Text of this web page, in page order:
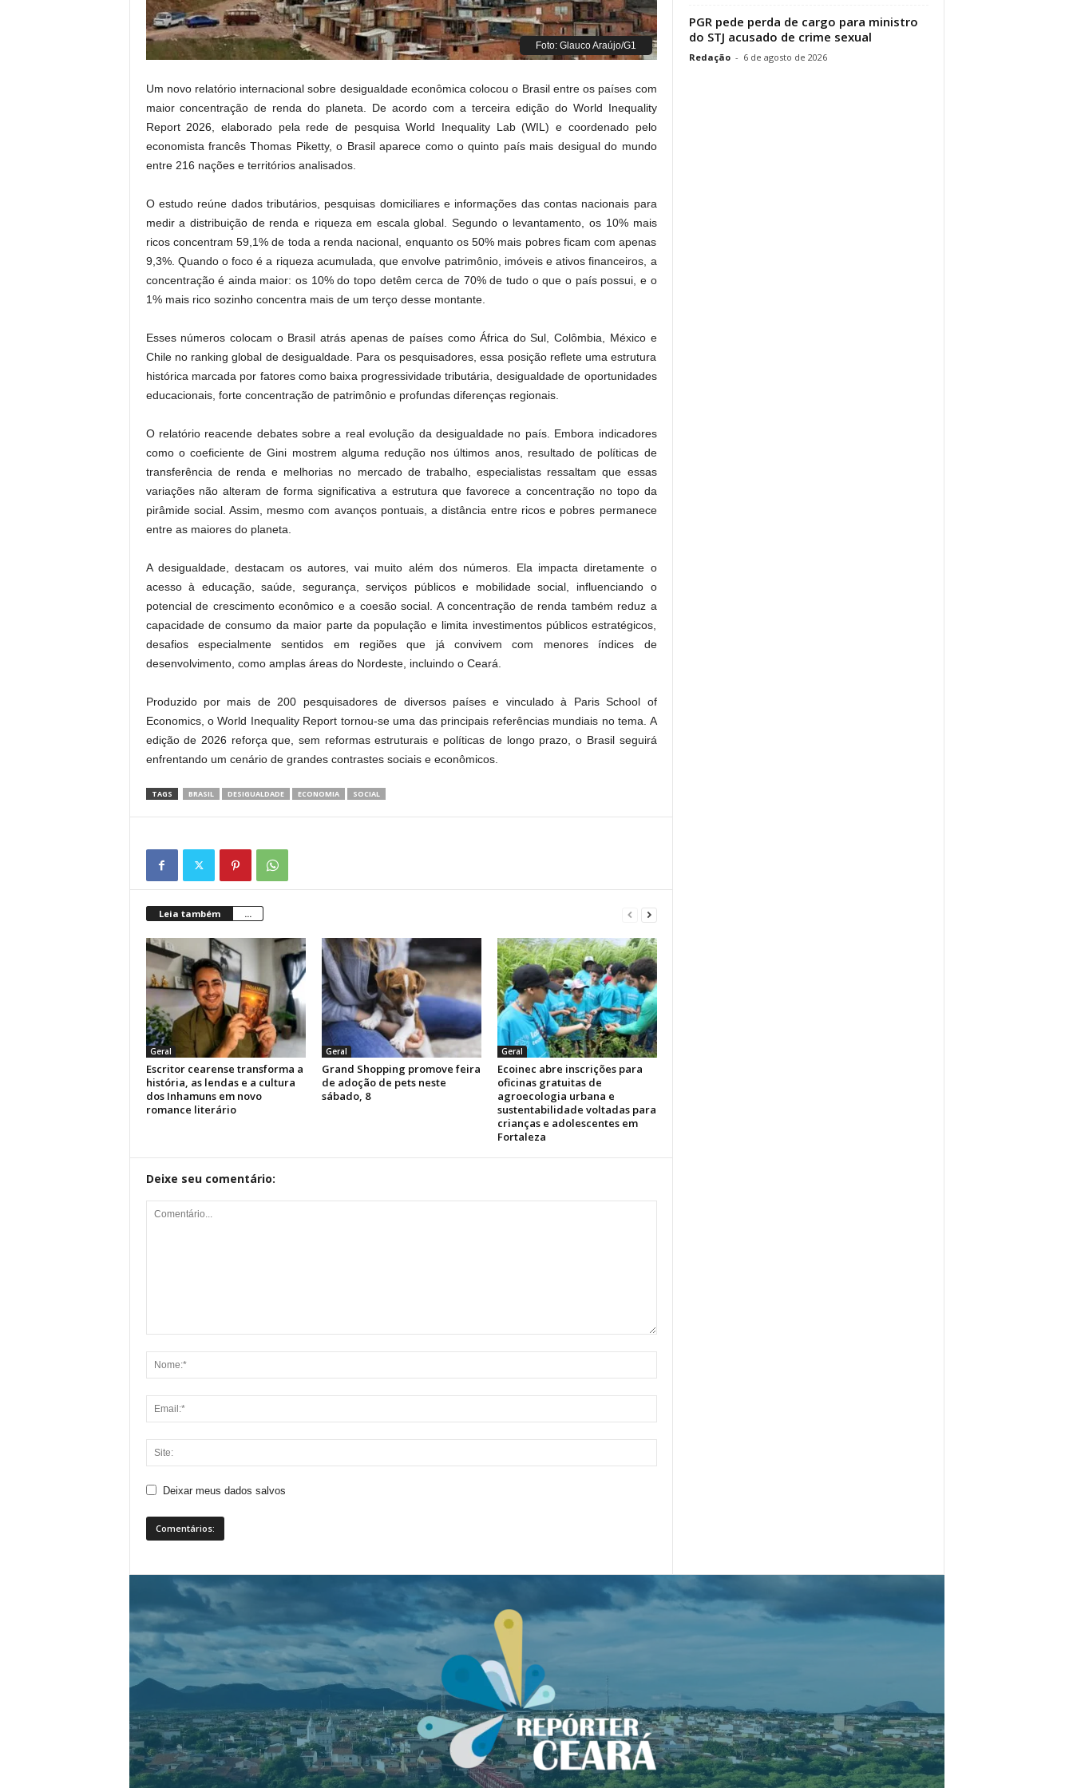
Foto: Glauco Araújo/G1
Um novo relatório internacional sobre desigualdade econômica colocou o Brasil entre os países com
maior concentração de renda do planeta. De acordo com a terceira edição do World Inequality
Report 2026, elaborado pela rede de pesquisa World Inequality Lab (WIL) e coordenado pelo
economista francês Thomas Piketty, o Brasil aparece como o quinto país mais desigual do mundo
entre 216 nações e territórios analisados.
O estudo reúne dados tributários, pesquisas domiciliares e informações das contas nacionais para
medir a distribuição de renda e riqueza em escala global. Segundo o levantamento, os 10% mais
ricos concentram 59,1% de toda a renda nacional, enquanto os 50% mais pobres ficam com apenas
9,3%. Quando o foco é a riqueza acumulada, que envolve patrimônio, imóveis e ativos financeiros, a
concentração é ainda maior: os 10% do topo detêm cerca de 70% de tudo o que o país possui, e o
1% mais rico sozinho concentra mais de um terço desse montante.
Esses números colocam o Brasil atrás apenas de países como África do Sul, Colômbia, México e
Chile no ranking global de desigualdade. Para os pesquisadores, essa posição reflete uma estrutura
histórica marcada por fatores como baixa progressividade tributária, desigualdade de oportunidades
educacionais, forte concentração de patrimônio e profundas diferenças regionais.
O relatório reacende debates sobre a real evolução da desigualdade no país. Embora indicadores
como o coeficiente de Gini mostrem alguma redução nos últimos anos, resultado de políticas de
transferência de renda e melhorias no mercado de trabalho, especialistas ressaltam que essas
variações não alteram de forma significativa a estrutura que favorece a concentração no topo da
pirâmide social. Assim, mesmo com avanços pontuais, a distância entre ricos e pobres permanece
entre as maiores do planeta.
A desigualdade, destacam os autores, vai muito além dos números. Ela impacta diretamente o
acesso à educação, saúde, segurança, serviços públicos e mobilidade social, influenciando o
potencial de crescimento econômico e a coesão social. A concentração de renda também reduz a
capacidade de consumo da maior parte da população e limita investimentos públicos estratégicos,
desafios especialmente sentidos em regiões que já convivem com menores índices de
desenvolvimento, como amplas áreas do Nordeste, incluindo o Ceará.
Produzido por mais de 200 pesquisadores de diversos países e vinculado à Paris School of
Economics, o World Inequality Report tornou-se uma das principais referências mundiais no tema. A
edição de 2026 reforça que, sem reformas estruturais e políticas de longo prazo, o Brasil seguirá
enfrentando um cenário de grandes contrastes sociais e econômicos.
TAGS BRASIL DESIGUALDADE ECONOMIA SOCIAL
Leia também ...
Geral
Escritor cearense transforma a
história, as lendas e a cultura
dos Inhamuns em novo
romance literário
Geral
Grand Shopping promove feira
de adoção de pets neste
sábado, 8
Geral
Ecoinec abre inscrições para
oficinas gratuitas de
agroecologia urbana e
sustentabilidade voltadas para
crianças e adolescentes em
Fortaleza
Deixe seu comentário:
Deixar meus dados salvos
PGR pede perda de cargo para ministro
do STJ acusado de crime sexual
Redação - 6 de agosto de 2026